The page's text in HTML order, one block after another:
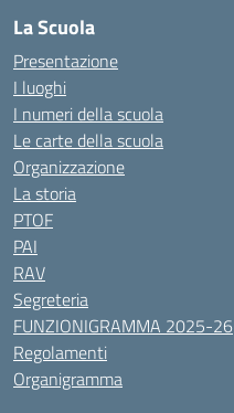
La Scuola
Presentazione
I luoghi
I numeri della scuola
Le carte della scuola
Organizzazione
La storia
PTOF
PAI
RAV
Segreteria
FUNZIONIGRAMMA 2025-26
Regolamenti
Organigramma